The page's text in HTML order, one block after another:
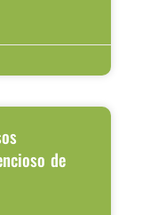
de